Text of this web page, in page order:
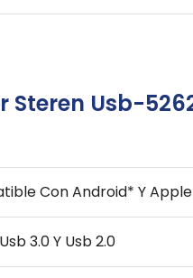
Usb-
Con Android* Y Apple
3.0 Y Usb 2.0